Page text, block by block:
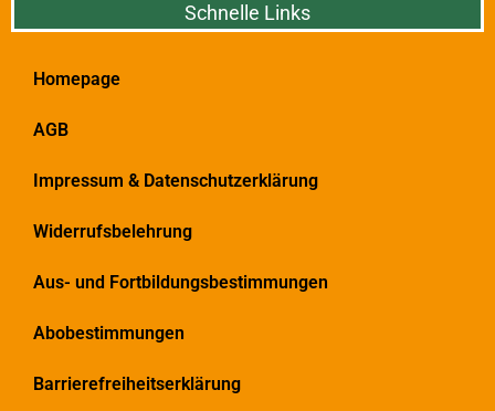
Schnelle Links
Homepage
AGB
Impressum & Datenschutzerklärung
Widerrufsbelehrung
Aus- und Fortbildungsbestimmungen
Abobestimmungen
Barrierefreiheitserklärung